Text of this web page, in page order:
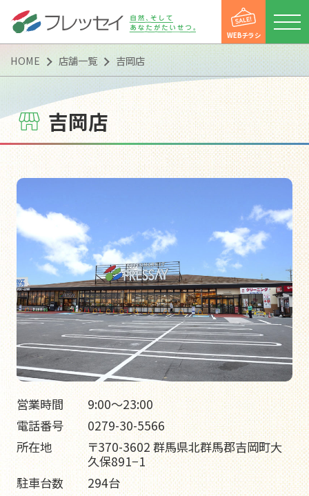
よくある質問 お問い合わせ 個人情報保護方針
店舗一覧
WEBチラシ
便利にお買い物
便利にお買い物
フレッセイアプリ
ポイントカード
マイフレッセイ
子育て支援DAY
会社情報
会社情報
会社概要
トップメッセージ
企業理念（企業スタンス）
沿革
「フレッシー便」運行案内
「フレッシー宅配便」のご案内
CSR活動
マルチステークホルダー方針
カスタマーハラスメントに対する基本方針
採用情報
WEBチラシ
HOME 店舗一覧 吉岡店
吉岡店
営業時間
9:00～23:00
電話番号
0279-30-5566
所在地
〒370-3602 群馬県北群馬郡吉岡町大
久保891−1
駐車台数
294台